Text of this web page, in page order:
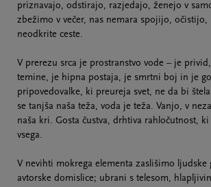
priznavajo, odstirajo, razjedajo, ženejo v
zbežimo v večer, nas nemara spojijo,
neodkrite ceste.
V prerezu srca je prostranstvo vode – je
temine, je hipna postaja, je smrtni boj in je
pripovedovalke, ki preureja svet, ne da bi
se tanjša naša teža, voda je teža. Vanjo, v
naša kri. Gosta čustva, drhtiva rahločutnost,
vsega.
V nevihti mokrega elementa zaslišimo ljudske
avtorske domislice; ubrani s telesom,